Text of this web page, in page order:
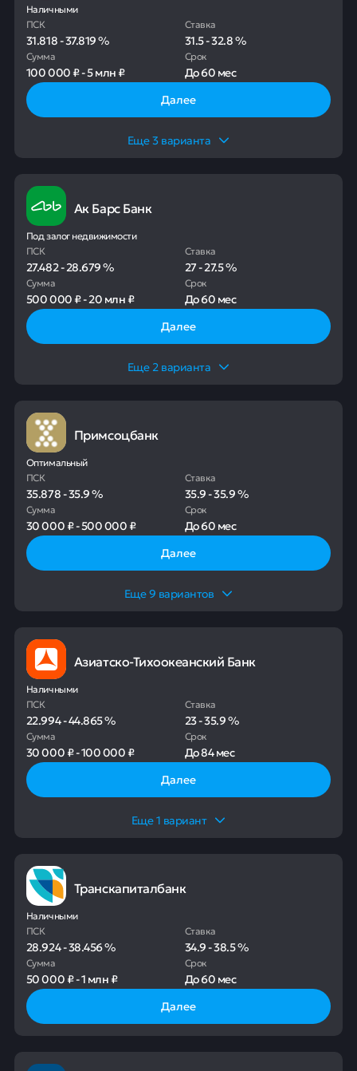
Наличными
ПСК
31.818-37.819%
Ставка
31.5-32.8%
Сумма
100 000 ₽-5 млн ₽
Срок
До60 мес
Далее
Еще3 варианта
Ак Барс Банк
Под залог недвижимости
ПСК
27.482-28.679%
Ставка
27-27.5%
Сумма
500 000 ₽-20 млн ₽
Срок
До60 мес
Далее
Еще2 варианта
Примсоцбанк
Оптимальный
ПСК
35.878-35.9%
Ставка
35.9-35.9%
Сумма
30 000 ₽-500 000 ₽
Срок
До60 мес
Далее
Еще9 вариантов
Азиатско-Тихоокеанский Банк
Наличными
ПСК
22.994-44.865%
Ставка
23-35.9%
Сумма
30 000 ₽-100 000 ₽
Срок
До84 мес
Далее
Еще1 вариант
Транскапиталбанк
Наличными
ПСК
28.924-38.456%
Ставка
34.9-38.5%
Сумма
50 000 ₽-1 млн ₽
Срок
До60 мес
Далее